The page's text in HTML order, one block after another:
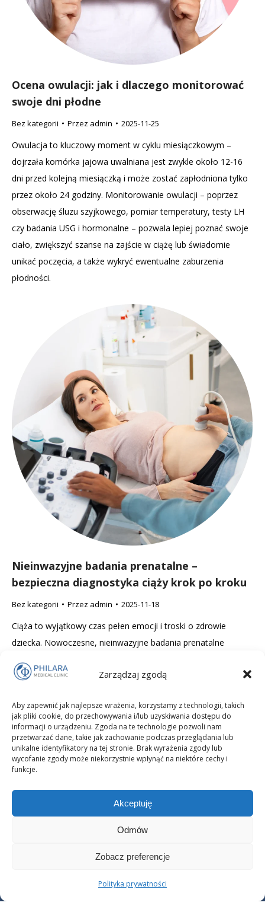
Zarządzaj zgodą
Aby zapewnić jak najlepsze wrażenia, korzystamy z technologii, takich
jak pliki cookie, do przechowywania i/lub uzyskiwania dostępu do
informacji o urządzeniu. Zgoda na te technologie pozwoli nam
przetwarzać dane, takie jak zachowanie podczas przeglądania lub
unikalne identyfikatory na tej stronie. Brak wyrażenia zgody lub
wycofanie zgody może niekorzystnie wpłynąć na niektóre cechy i
funkcje.
Akceptuję
Odmów
Zobacz preferencje
Polityka prywatności
Ocena owulacji: jak i dlaczego monitorować
swoje dni płodne
Bez kategorii Przez admin 2025-11-25
Owulacja to kluczowy moment w cyklu miesiączkowym –
dojrzała komórka jajowa uwalniana jest zwykle około 12-16
dni przed kolejną miesiączką i może zostać zapłodniona tylko
przez około 24 godziny. Monitorowanie owulacji – poprzez
obserwację śluzu szyjkowego, pomiar temperatury, testy LH
czy badania USG i hormonalne – pozwala lepiej poznać swoje
ciało, zwiększyć szanse na zajście w ciążę lub świadomie
unikać poczęcia, a także wykryć ewentualne zaburzenia
płodności.
Nieinwazyjne badania prenatalne –
bezpieczna diagnostyka ciąży krok po kroku
Bez kategorii Przez admin 2025-11-18
Ciąża to wyjątkowy czas pełen emocji i troski o zdrowie
dziecka. Nowoczesne, nieinwazyjne badania prenatalne
płodu przebiega prawidłowo – bez ryzyka dla mamy i malucha.
wykonania oraz różnice między badaniami inwazyjnymi i
nieinwazyjnymi.
Copyright © 2025 PHILARA Medical Clinic Prywatna Klinika